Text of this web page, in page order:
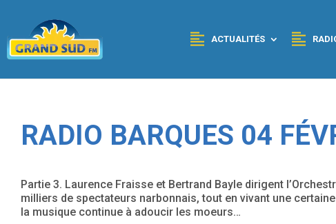
ACTUALITÉS
RADIO BARQUES 04
Partie 3. Laurence Fraisse et Bertrand Bayle dirigent
milliers de spectateurs narbonnais, tout en vivant une
la musique continue à adoucir les moeurs…